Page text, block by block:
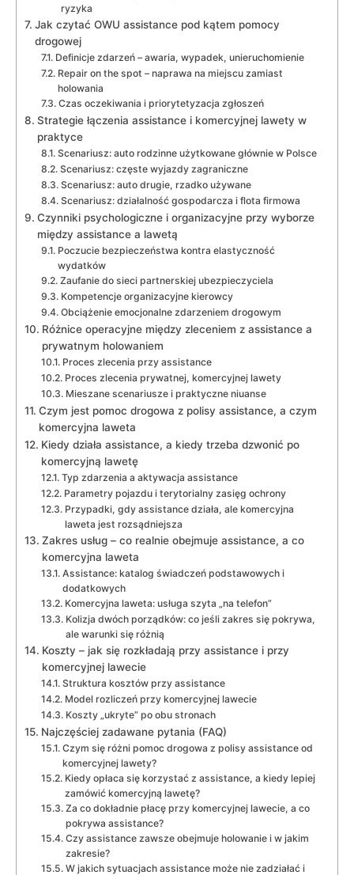
ryzyka
Jak czytać OWU assistance pod kątem pomocy
drogowej
Definicje zdarzeń – awaria, wypadek, unieruchomienie
Repair on the spot – naprawa na miejscu zamiast
holowania
Czas oczekiwania i priorytetyzacja zgłoszeń
Strategie łączenia assistance i komercyjnej lawety w
praktyce
Scenariusz: auto rodzinne użytkowane głównie w Polsce
Scenariusz: częste wyjazdy zagraniczne
Scenariusz: auto drugie, rzadko używane
Scenariusz: działalność gospodarcza i flota firmowa
Czynniki psychologiczne i organizacyjne przy wyborze
między assistance a lawetą
Poczucie bezpieczeństwa kontra elastyczność
wydatków
Zaufanie do sieci partnerskiej ubezpieczyciela
Kompetencje organizacyjne kierowcy
Obciążenie emocjonalne zdarzeniem drogowym
Różnice operacyjne między zleceniem z assistance a
prywatnym holowaniem
Proces zlecenia przy assistance
Proces zlecenia prywatnej, komercyjnej lawety
Mieszane scenariusze i praktyczne niuanse
Czym jest pomoc drogowa z polisy assistance, a czym
komercyjna laweta
Kiedy działa assistance, a kiedy trzeba dzwonić po
komercyjną lawetę
Typ zdarzenia a aktywacja assistance
Parametry pojazdu i terytorialny zasięg ochrony
Przypadki, gdy assistance działa, ale komercyjna
laweta jest rozsądniejsza
Zakres usług – co realnie obejmuje assistance, a co
komercyjna laweta
Assistance: katalog świadczeń podstawowych i
dodatkowych
Komercyjna laweta: usługa szyta „na telefon”
Kolizja dwóch porządków: co jeśli zakres się pokrywa,
ale warunki się różnią
Koszty – jak się rozkładają przy assistance i przy
komercyjnej lawecie
Struktura kosztów przy assistance
Model rozliczeń przy komercyjnej lawecie
Koszty „ukryte” po obu stronach
Najczęściej zadawane pytania (FAQ)
Czym się różni pomoc drogowa z polisy assistance od
komercyjnej lawety?
Kiedy opłaca się korzystać z assistance, a kiedy lepiej
zamówić komercyjną lawetę?
Za co dokładnie płacę przy komercyjnej lawecie, a co
pokrywa assistance?
Czy assistance zawsze obejmuje holowanie i w jakim
zakresie?
W jakich sytuacjach assistance może nie zadziałać i